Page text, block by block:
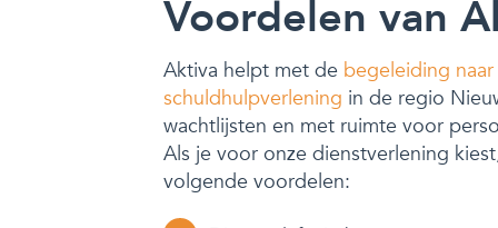
Voordelen van
Aktiva helpt met de begeleiding naar
schuldhulpverlening in de regio
wachtlijsten en met ruimte voor
Als je voor onze dienstverlening
volgende voordelen: